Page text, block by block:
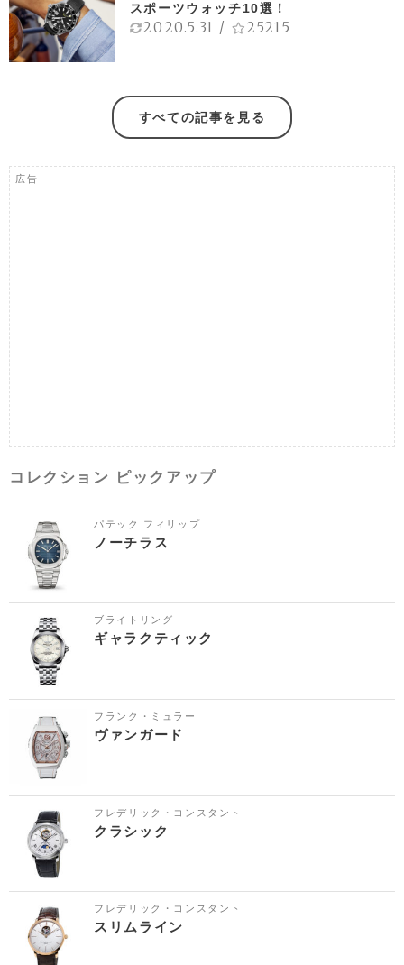
スポーツウォッチ10選！
2020.5.31 / 25215
すべての記事を見る
広告
コレクション ピックアップ
パテック フィリップ
ノーチラス
ブライトリング
ギャラクティック
フランク・ミュラー
ヴァンガード
フレデリック・コンスタント
クラシック
フレデリック・コンスタント
スリムライン